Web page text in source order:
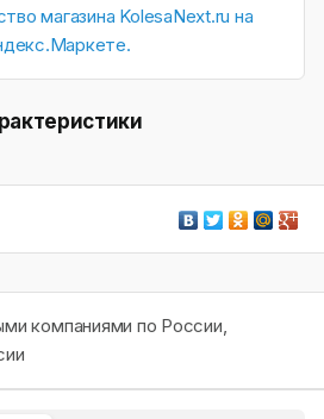
компаниями по России,